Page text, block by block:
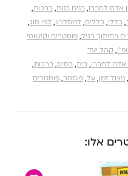
אדם לחברו, בנים בנות, ברכות,
, כללי, כללים, למסדרון, לפי סוג,
בחיתוך רגיל, פוסטרים וקישוטי
, קהל יעד
אדם לחברו, בית, בסיס, ברכות,
ניצול זמן, על, פוסטר, פוסטרים
אלו: